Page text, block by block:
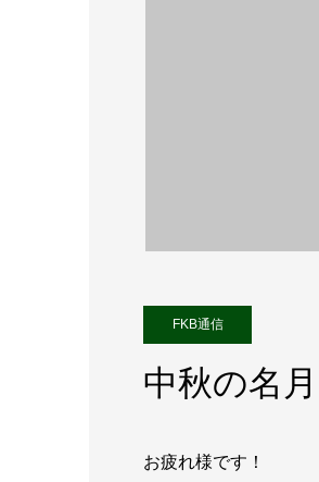
FKB通信
中秋の名月
お疲れ様です！